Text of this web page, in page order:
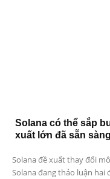
Solana có thể sắp
xuất lớn đã sẵn sàng
Solana đề xuất thay đổi
Solana đang thảo luận hai